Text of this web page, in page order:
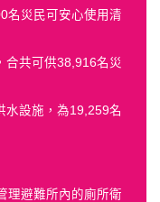
名災民可安心使用清
合共可供38,916名災
水設施，為19,259名
理避難所內的廁所衛